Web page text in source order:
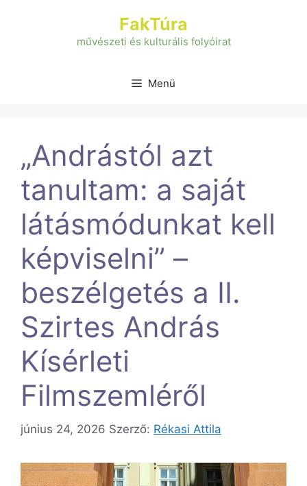
FakTúra
művészeti és kulturális folyóirat
Menü
„Andrástól azt
tanultam: a saját
látásmódunkat kell
képviselni” –
beszélgetés a II.
Szirtes András
Kísérleti
Filmszemléről
június 24, 2026 Szerző: Rékasi Attila